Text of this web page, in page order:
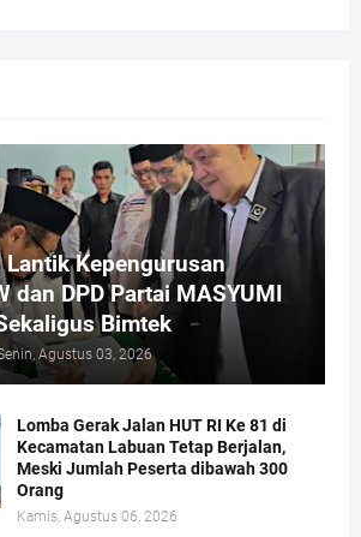
Lantik Kepengurusan
dan DPD Partai MASYUMI
Bimtek
Agustus 03, 2026
Lomba Gerak Jalan HUT RI Ke 81 di
Kecamatan Labuan Tetap Berjalan,
Meski Jumlah Peserta dibawah 300
Orang
Kamis, Agustus 06, 2026